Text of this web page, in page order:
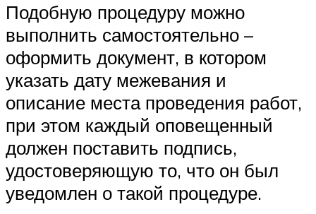
Подобную процедуру можно
выполнить самостоятельно –
оформить документ, в котором
указать дату межевания и
описание места проведения работ,
при этом каждый оповещенный
должен поставить подпись,
удостоверяющую то, что он был
уведомлен о такой процедуре.